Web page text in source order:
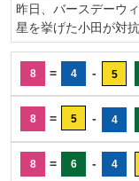
昨日、バースデーウ
星を挙げた小田が対
8 = 4 - 5
8 = 5 - 4
8 = 6 - 4